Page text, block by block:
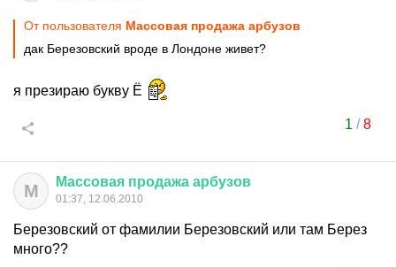
От пользователя Массовая продажа арбузов
дак Березовский вроде в Лондоне живет?
я презираю букву Ё
1 /8
М Массовая продажа арбузов
01:37, 12.06.2010
Березовский от фамилии Березовский или там Берез
много??